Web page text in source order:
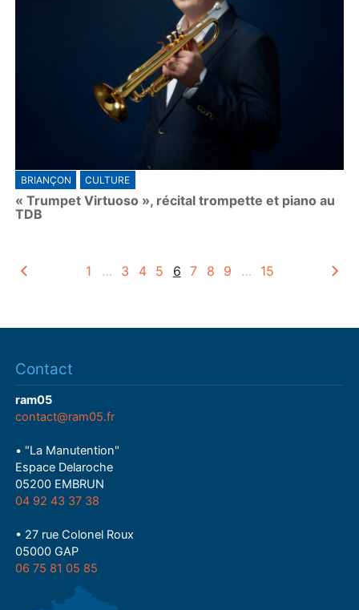
BRIANÇON CULTURE
« Trumpet Virtuoso », récital trompette et piano au
TDB
1 … 3 4 5 6 7 8 9 … 15
Contact
ram05
contact@ram05.fr
• "La Manutention"
Espace Delaroche
05200 EMBRUN
04 92 43 37 38
• 27 rue Colonel Roux
05000 GAP
06 75 81 05 85